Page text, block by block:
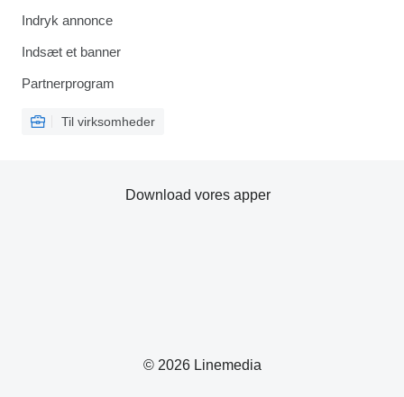
Indryk annonce
Indsæt et banner
Partnerprogram
Til virksomheder
© 2026 Linemedia
Download vores apper